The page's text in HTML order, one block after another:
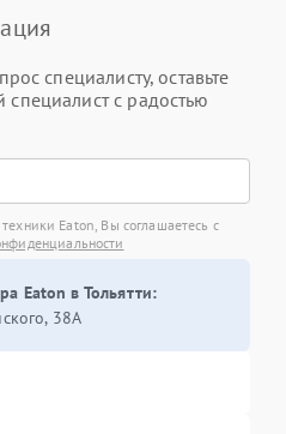
специалисту, оставьте
с радостью
Eaton, Вы соглашаетесь с
Eaton в Тольятти:
38А